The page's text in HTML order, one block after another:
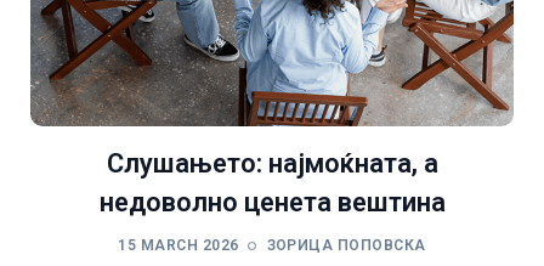
Слушањето: најмоќната, а
недоволно ценета вештина
15 MARCH 2026 ЗОРИЦА ПОПОВСКА